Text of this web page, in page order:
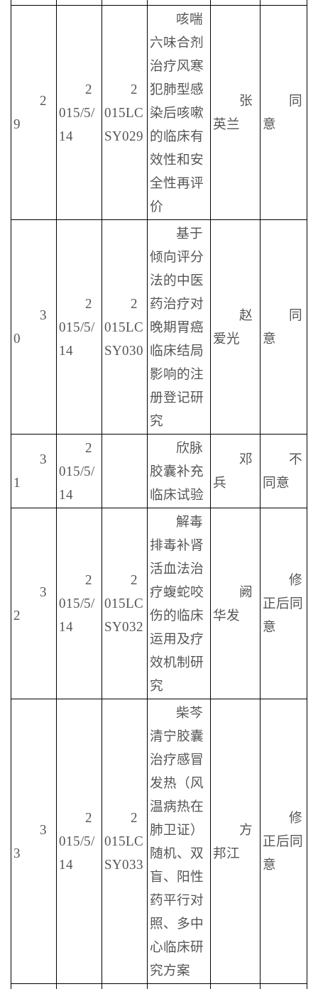
2
9
2
015/5/
14
2
015LC
SY029
咳喘
六味合剂
治疗风寒
犯肺型感
染后咳嗽
的临床有
效性和安
全性再评
价
张
英兰
同
意
3
0
2
015/5/
14
2
015LC
SY030
基于
倾向评分
法的中医
药治疗对
晚期胃癌
临床结局
影响的注
册登记研
究
赵
爱光
同
意
3
1
2
015/5/
14
欣脉
胶囊补充
临床试验
邓
兵
不
同意
3
2
2
015/5/
14
2
015LC
SY032
解毒
排毒补肾
活血法治
疗蝮蛇咬
伤的临床
运用及疗
效机制研
究
阙
华发
修
正后同
意
3
3
2
015/5/
14
2
015LC
SY033
柴芩
清宁胶囊
治疗感冒
发热（风
温病热在
肺卫证）
随机、双
盲、阳性
药平行对
照、多中
心临床研
究方案
方
邦江
修
正后同
意